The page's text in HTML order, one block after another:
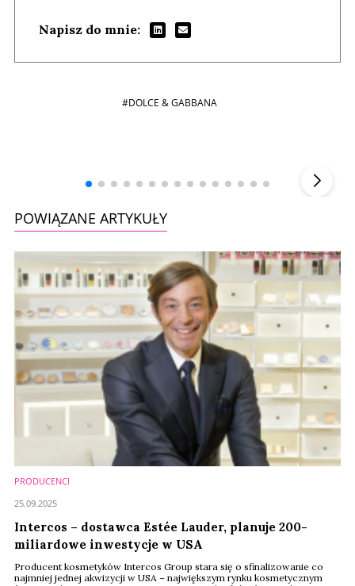
Napisz do mnie:
#DOLCE & GABBANA
POWIĄZANE ARTYKUŁY
PRODUCENCI
Intercos – dostawca Estée Lauder, planuje 200-
miliardowe inwestycje w USA
Producent kosmetyków Intercos Group stara się o sfinalizowanie co
najmniej jednej akwizycji w USA – największym rynku kosmetycznym
25.09.2025